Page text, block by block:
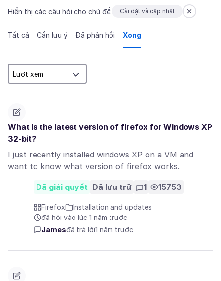
Hiển thị các câu hỏi cho chủ đề: Cài đặt và cập nhật
Tất cả Cần lưu ý Đã phản hồi Xong
What is the latest version of firefox for Windows XP
32-bit?
I just recently installed windows XP on a VM and
want to know what version of firefox works.
Đã giải quyết Đã lưu trữ 1 15753
Firefox
Installation and updates
đã hỏi vào lúc 1 năm trước
Jamesđã trả lời1 năm trước